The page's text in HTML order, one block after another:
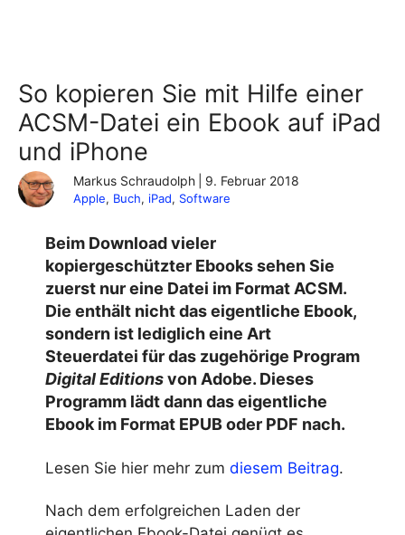
So kopieren Sie mit Hilfe einer
ACSM-Datei ein Ebook auf iPad
und iPhone
Markus Schraudolph 9. Februar 2018
Apple, Buch, iPad, Software
Beim Download vieler
kopiergeschützter Ebooks sehen Sie
zuerst nur eine Datei im Format ACSM.
Die enthält nicht das eigentliche Ebook,
sondern ist lediglich eine Art
Steuerdatei für das zugehörige Program
Digital Editionsvon Adobe. Dieses
Programm lädt dann das eigentliche
Ebook im Format EPUB oder PDF nach.
Lesen Sie hier mehr zum diesem Beitrag.
Nach dem erfolgreichen Laden der